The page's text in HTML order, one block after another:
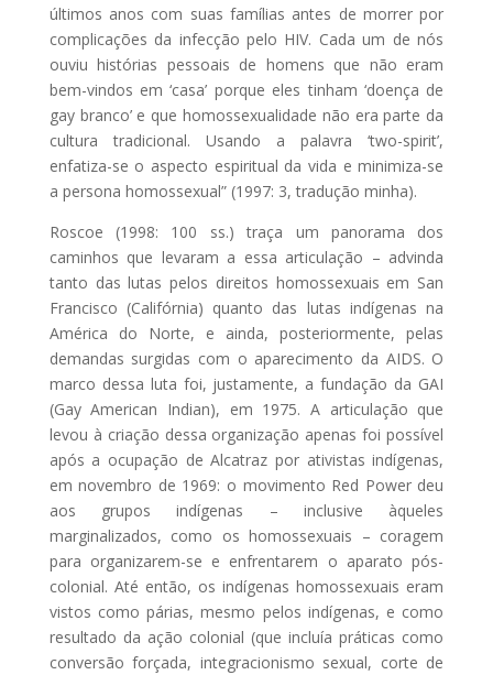
últimos anos com suas famílias antes de morrer por
complicações da infecção pelo HIV. Cada um de nós
ouviu histórias pessoais de homens que não eram
bem-vindos em ‘casa’ porque eles tinham ‘doença de
gay branco’ e que homossexualidade não era parte da
cultura tradicional. Usando a palavra ‘two-spirit’,
enfatiza-se o aspecto espiritual da vida e minimiza-se
a persona homossexual” (1997: 3, tradução minha).
Roscoe (1998: 100 ss.) traça um panorama dos
caminhos que levaram a essa articulação – advinda
tanto das lutas pelos direitos homossexuais em San
Francisco (Califórnia) quanto das lutas indígenas na
América do Norte, e ainda, posteriormente, pelas
demandas surgidas com o aparecimento da AIDS. O
marco dessa luta foi, justamente, a fundação da GAI
(Gay American Indian), em 1975. A articulação que
levou à criação dessa organização apenas foi possível
após a ocupação de Alcatraz por ativistas indígenas,
em novembro de 1969: o movimento Red Power deu
aos grupos indígenas – inclusive àqueles
marginalizados, como os homossexuais – coragem
para organizarem-se e enfrentarem o aparato pós-
colonial. Até então, os indígenas homossexuais eram
vistos como párias, mesmo pelos indígenas, e como
resultado da ação colonial (que incluía práticas como
conversão forçada, integracionismo sexual, corte de